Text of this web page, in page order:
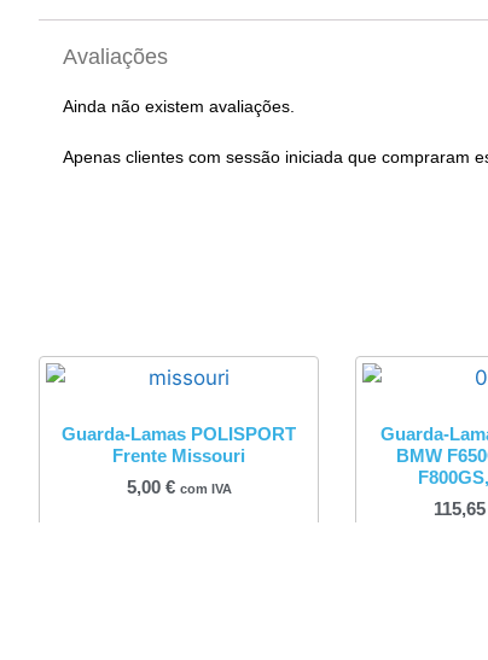
Avaliações
Ainda não existem avaliações.
Apenas clientes com sessão iniciada que compraram
Guarda-Lamas POLISPORT
Frente Missouri
5,00 € com IVA
Guarda-
BMW
115,65